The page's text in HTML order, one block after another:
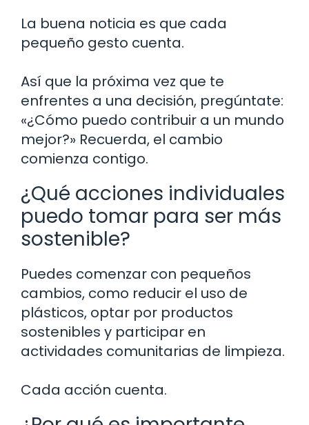
La buena noticia es que cada
pequeño gesto cuenta.
Así que la próxima vez que te
enfrentes a una decisión, pregúntate:
«¿Cómo puedo contribuir a un mundo
mejor?» Recuerda, el cambio
comienza contigo.
¿Qué acciones individuales
puedo tomar para ser más
sostenible?
Puedes comenzar con pequeños
cambios, como reducir el uso de
plásticos, optar por productos
sostenibles y participar en
actividades comunitarias de limpieza.
Cada acción cuenta.